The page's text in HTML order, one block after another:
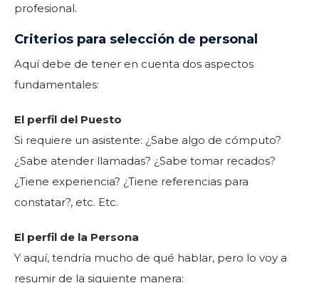
profesional.
Criterios para selección de personal
Aquí debe de tener en cuenta dos aspectos
fundamentales:
El perfil del Puesto
Si requiere un asistente: ¿Sabe algo de cómputo?
¿Sabe atender llamadas? ¿Sabe tomar recados?
¿Tiene experiencia? ¿Tiene referencias para
constatar?, etc. Etc.
El perfil de la Persona
Y aquí, tendría mucho de qué hablar, pero lo voy a
resumir de la siguiente manera: